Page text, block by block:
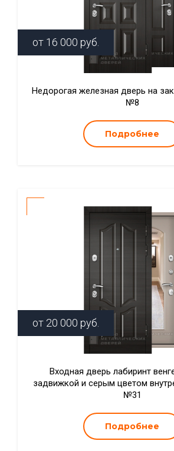
от 16 000 руб.
Недорогая железная дверь на
№8
Подробнее
от 20 000 руб.
Входная дверь лабиринт
задвижкой и серым цветом
№31
Подробнее